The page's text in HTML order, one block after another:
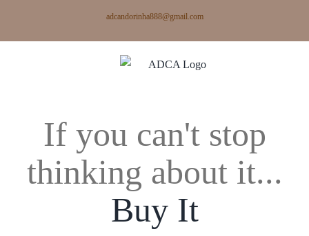
adcandorinha888@gmail.com
If you can't stop
thinking about it...
Buy It